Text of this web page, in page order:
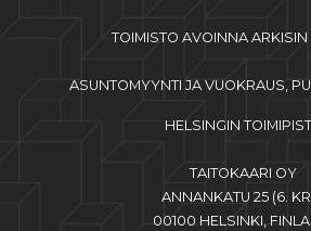
TOIMISTO AVOINNA ARKISIN
ASUNTOMYYNTI JA VUOKRAUS,
HELSINGIN
TAITOKAARI OY
ANNANKATU 25 (6.
00100 HELSINKI,